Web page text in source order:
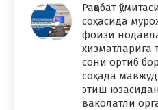
Рақобат
соҳасида
фоизи
хизматларига
сони ортиб
соҳада
этиш
ваколатли